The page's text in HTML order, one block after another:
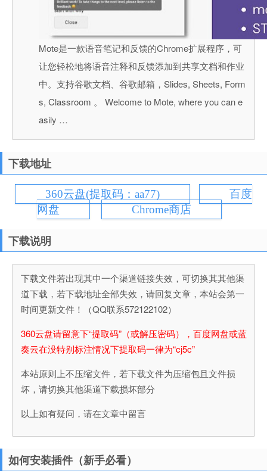
Mote是一款语音笔记和反馈的Chrome扩展程序，可
让您轻松地将语音注释和反馈添加到共享文档和作业
中。支持谷歌文档、谷歌邮箱，Slides, Sheets, Form
s, Classroom 。 Welcome to Mote, where you can e
asily …
下载地址
360云盘(提取码：aa77)
百度
网盘
Chrome商店
下载说明
下载文件若出现其中一个渠道链接失效，可切换其其他渠
道下载，若下载地址全部失效，请回复文章，本站会第一
时间更新文件！（QQ联系572122102）
360云盘请留意下“提取码”（或解压密码），百度网盘或蓝
奏云在没特别标注情况下提取码一律为“cj5c”
本站原则上不压缩文件，若下载文件为压缩包且文件损
坏，请切换其他渠道下载损坏部分
以上如有疑问，请在文章中留言
如何安装插件（新手必看）